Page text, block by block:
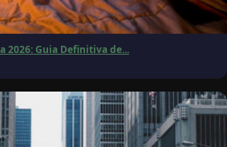
2026: Guia Definitiva de...